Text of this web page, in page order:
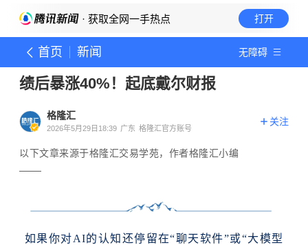
· 获取全网一手热点 打开
首页 新闻 无障碍
绩后暴涨40%！起底戴尔财报
格隆汇
2026年5月29日18:39 广东 格隆汇官方账号
关注
以下文章来源于格隆汇交易学苑，作者格隆汇小编
如果你对AI的认知还停留在“聊天软件”或“大模型